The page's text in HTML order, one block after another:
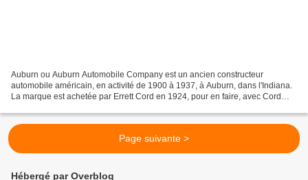
Auburn ou Auburn Automobile Company est un ancien constructeur
automobile américain, en activité de 1900 à 1937, à Auburn, dans l'Indiana.
La marque est achetée par Errett Cord en 1924, pour en faire, avec Cord
Page suivante >
Hébergé par Overblog